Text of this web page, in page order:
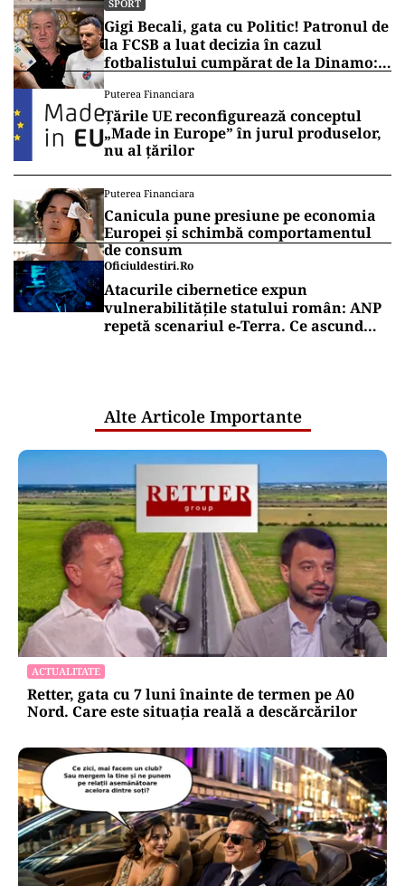
SPORT
Gigi Becali, gata cu Politic! Patronul de
la FCSB a luat decizia în cazul
fotbalistului cumpărat de la Dinamo:
Puterea Financiara
Țările UE reconfigurează conceptul
„Made in Europe” în jurul produselor,
nu al țărilor
Puterea Financiara
Canicula pune presiune pe economia
Europei și schimbă comportamentul
de consum
Oficiuldestiri.ro
Atacurile cibernetice expun
vulnerabilitățile statului român: ANP
repetă scenariul e‑Terra. Ce ascund
Alte Articole Importante
ACTUALITATE
Retter, gata cu 7 luni înainte de termen pe A0
Nord. Care este situația reală a descărcărilor